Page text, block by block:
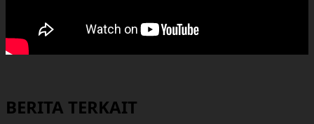
BERITA TERKAIT